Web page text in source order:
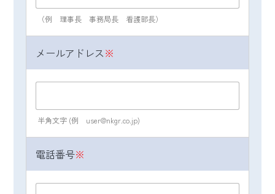
４．取得方法
名刺交換、ご商談、イベント・セミナーのお
申し込み、Webサイトからのお問い合わせ等
により取得した情報を、日本経営グループ各
社が共同で利用するシステムで共有すること
があります。また、共催セミナーにおいて
より取得した情報を共催者間にても共有いた
します（共催者は各セミナーのご案内ページ
にてご案内のとおり）。
（４）個人情報の第三者提供について
取得した個人情報は法令等による場合を除い
（例 理事長 事務局長 看護部長）
メールアドレス※
半角文字 (例 user@nkgr.co.jp)
電話番号※